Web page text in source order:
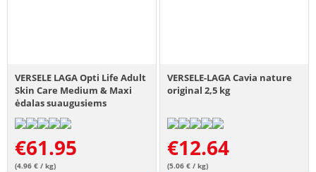
VERSELE LAGA Opti Life Adult
Skin Care Medium & Maxi
ėdalas suaugusiems
vidutinių ir didelių veislių
šunims su lašiša ir ryžiais 12,5
kg
€61.95
(4.96 € / kg)
VERSELE-LAGA Cavia nature
original 2,5 kg
€12.64
(5.06 € / kg)